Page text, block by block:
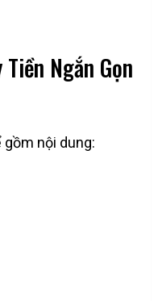
Ngắn Gọn
nội dung: